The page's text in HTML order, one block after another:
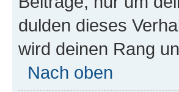
dulden dieses
wird deinen Rang
Nach oben